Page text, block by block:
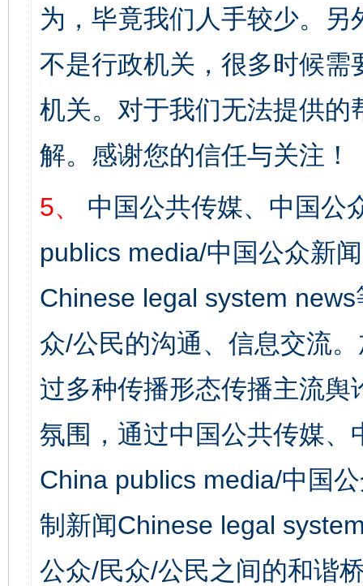
为，毕竟我们人手较少。
不是行政机关，很多时候
机关。对于我们无法提供
解。感谢您的信任与关注！
5、
中国公共传媒、中国公
publics media/中国公众新
Chinese legal system
众/公民的沟通、信息交流
过多种传播形态传播主流
氛围，通过中国公共传媒
China publics media/中国
制新闻Chinese legal
公众/民众/公民之间的和谐